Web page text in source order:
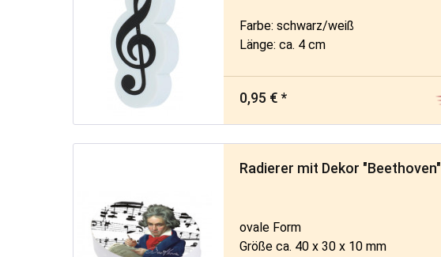
Farbe: schwarz/weiß
Länge: ca. 4 cm
0,95 € *
Radierer mit Dekor "Beethoven"
ovale Form
Größe ca. 40 x 30 x 10 mm